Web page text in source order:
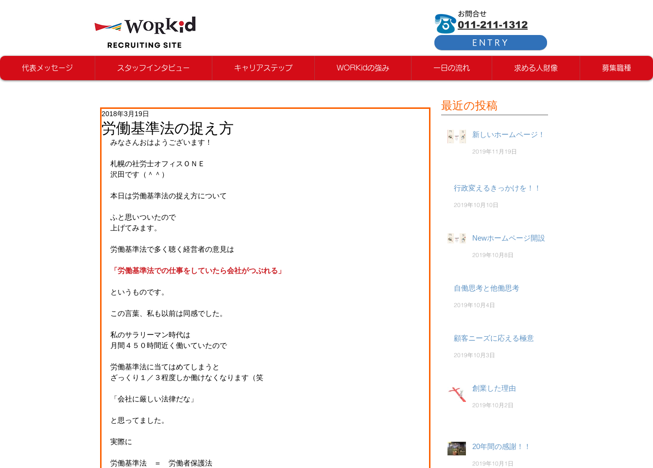
お問合せ
011-211-1312
ENTRY
代表メッセージ スタッフインタビュー キャリアステップ WORKidの強み 一日の流れ 求める人財像 募集職種
労働基準法の捉え方
2018年3月19日
みなさんおはようございます！
札幌の社労士オフィスＯＮＥ
沢田です（＾＾）
本日は労働基準法の捉え方について
ふと思いついたので
上げてみます。
労働基準法で多く聴く経営者の意見は
「労働基準法での仕事をしていたら会社がつぶれる」
というものです。
この言葉、私も以前は同感でした。
私のサラリーマン時代は
月間４５０時間近く働いていたので
労働基準法に当てはめてしまうと
ざっくり１／３程度しか働けなくなります（笑
「会社に厳しい法律だな」
と思ってました。
実際に
労働基準法　＝　労働者保護法
最近の投稿
新しいホームページ！
2019年11月19日
行政変えるきっかけを！！
2019年10月10日
Newホームページ開設
2019年10月8日
自働思考と他働思考
2019年10月4日
顧客ニーズに応える極意
2019年10月3日
創業した理由
2019年10月2日
20年間の感謝！！
2019年10月1日